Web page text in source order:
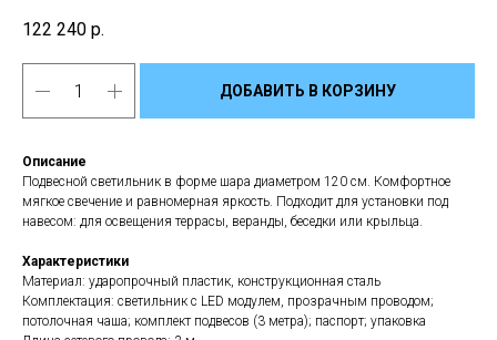
122 240 р.
ДОБАВИТЬ В КОРЗИНУ
Описание
Подвесной светильник в форме шара диаметром 120 см. Комфортное
мягкое свечение и равномерная яркость. Подходит для установки под
навесом: для освещения террасы, веранды, беседки или крыльца.
Характеристики
Материал: ударопрочный пластик, конструкционная сталь
Комплектация: светильник с LED модулем, прозрачным проводом;
потолочная чаша; комплект подвесов (3 метра); паспорт; упаковка